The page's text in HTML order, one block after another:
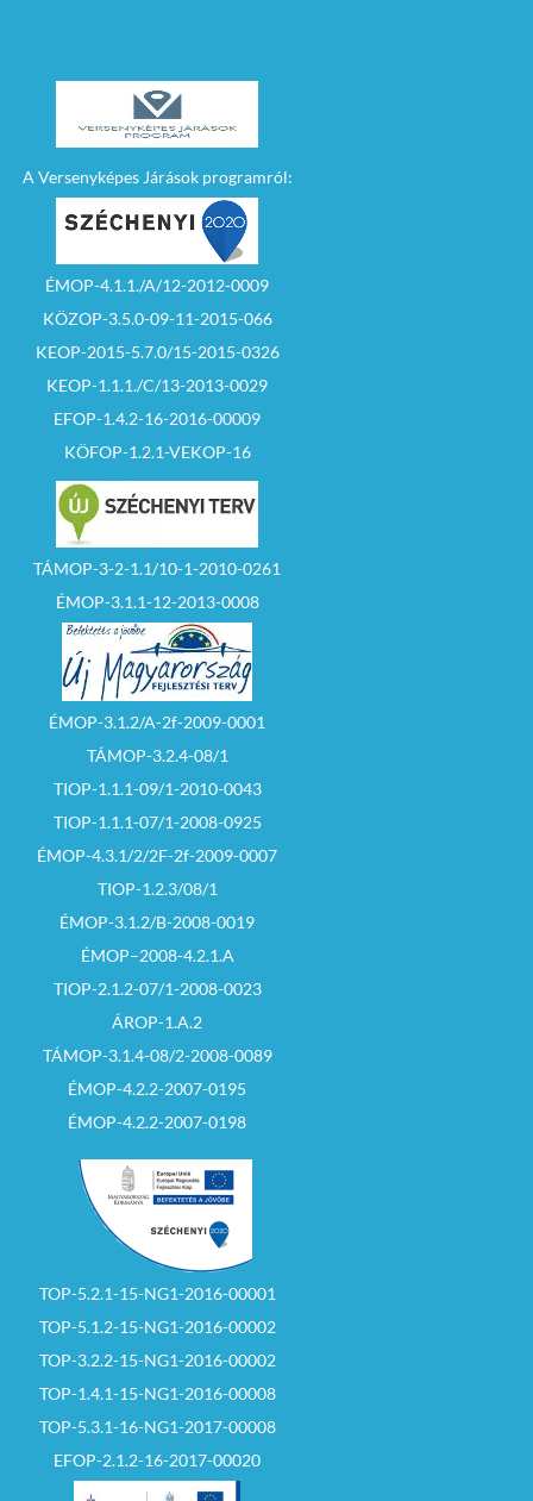
A Versenyképes Járások programról:
ÉMOP-4.1.1./A/12-2012-0009
KÖZOP-3.5.0-09-11-2015-066
KEOP-2015-5.7.0/15-2015-0326
KEOP-1.1.1./C/13-2013-0029
EFOP-1.4.2-16-2016-00009
KÖFOP-1.2.1-VEKOP-16
TÁMOP-3-2-1.1/10-1-2010-0261
ÉMOP-3.1.1-12-2013-0008
ÉMOP-3.1.2/A-2f-2009-0001
TÁMOP-3.2.4-08/1
TIOP-1.1.1-09/1-2010-0043
TIOP-1.1.1-07/1-2008-0925
ÉMOP-4.3.1/2/2F-2f-2009-0007
TIOP-1.2.3/08/1
ÉMOP-3.1.2/B-2008-0019
ÉMOP–2008-4.2.1.A
TIOP-2.1.2-07/1-2008-0023
ÁROP-1.A.2
TÁMOP-3.1.4-08/2-2008-0089
ÉMOP-4.2.2-2007-0195
ÉMOP-4.2.2-2007-0198
TOP-5.2.1-15-NG1-2016-00001
TOP-5.1.2-15-NG1-2016-00002
TOP-3.2.2-15-NG1-2016-00002
TOP-1.4.1-15-NG1-2016-00008
TOP-5.3.1-16-NG1-2017-00008
EFOP-2.1.2-16-2017-00020